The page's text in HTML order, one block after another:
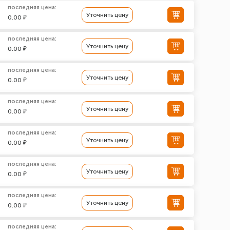
последняя цена:
0.00 ₽ Уточнить цену
последняя цена:
0.00 ₽ Уточнить цену
последняя цена:
0.00 ₽ Уточнить цену
последняя цена:
0.00 ₽ Уточнить цену
последняя цена:
0.00 ₽ Уточнить цену
последняя цена:
0.00 ₽ Уточнить цену
последняя цена:
0.00 ₽ Уточнить цену
последняя цена: